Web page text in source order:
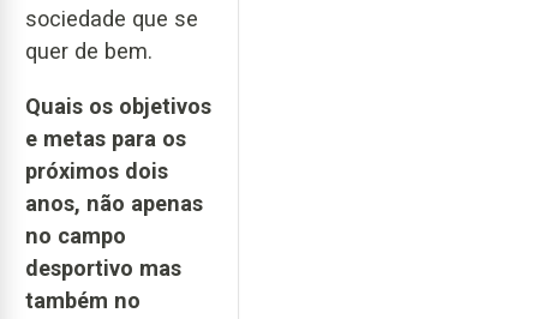
sociedade que se
quer de bem.
Quais os objetivos
e metas para os
próximos dois
anos, não apenas
no campo
desportivo mas
também no